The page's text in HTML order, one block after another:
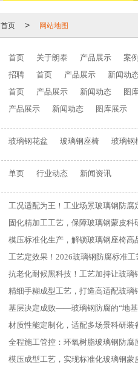
首页 > 网站地图
首页 关于朗泰 产品展示 案
招聘
首页 产品展示 新闻动
首页
产品展示 新闻动态 图
产品展示
新闻动态 图库展示
玻璃钢花盆 玻璃钢座椅 玻璃钢
单页 行业动态 新闻资讯
工况适配为王！工业场景玻璃钢防腐
固化精加工工艺，保障玻璃钢蒙皮科
模压标准化生产，解锁玻璃钢座椅高
工艺定效果！2026玻璃钢防腐标准
抗老化耐候黑科技！工艺加持让玻璃
精细手糊成型工艺，打造高适配玻璃
基层决定成败——玻璃钢防腐的“地基
材质性能定制化，适配多场景科研装
全程施工管控：环氧树脂玻璃钢防腐
模压成型工艺，实现标准化玻璃钢蒙